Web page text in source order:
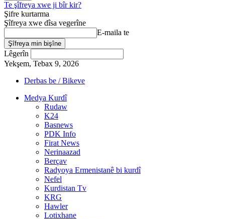
Te şîfreya xwe ji bîr kir?
Şifre kurtarma
Şîfreya xwe dîsa vegerîne
E-maila te
Lêgerîn
Yekşem, Tebax 9, 2026
Derbas be / Bikeve
Medya Kurdî
Rudaw
K24
Basnews
PDK Info
Firat News
Nerinaazad
Berçav
Radyoya Ermenistanê bi kurdî
Nefel
Kurdistan Tv
KRG
Hawler
Lotixhane